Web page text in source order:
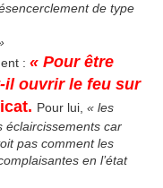
de type
: « Pour être
il ouvrir le feu sur
Pour lui, « les
éclaircissements car
pas comment les
en l’état